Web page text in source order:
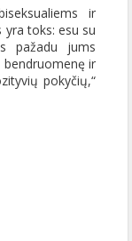
ir
toks: esu su
pažadu jums
ir
pokyčių,“